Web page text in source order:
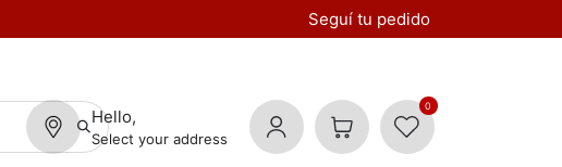
Seguí tu pedido
Hello,
Select your address
0